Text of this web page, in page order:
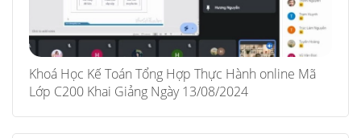
Khoá Học Kế Toán Tổng Hợp Thực Hành online Mã
Lớp C200 Khai Giảng Ngày 13/08/2024